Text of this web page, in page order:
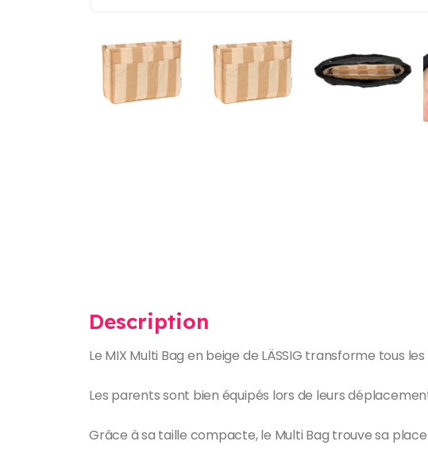
Description
Le MIX Multi Bag en beige de LÄSSIG transforme tous
Les parents sont bien équipés lors de leurs
Grâce à sa taille compacte, le Multi Bag trouve sa